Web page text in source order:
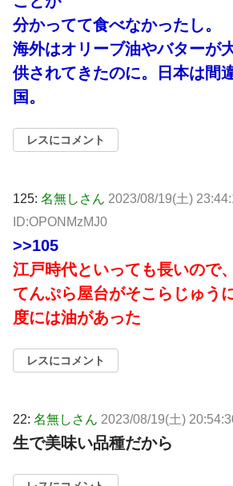
分かってて食べなかったし。
海外はオリーブ油やバターが
供されてきたのに。日本は間
国。
レスにコメント
125: 名無しさん 2023/08/19(土)
ID:OPONMzMJ0
>>105
江戸時代といっても長いので
てんぷら屋台がそこらじゅう
度には油があった
レスにコメント
22: 名無しさん 2023/08/19(土)
生で美味い品種だから